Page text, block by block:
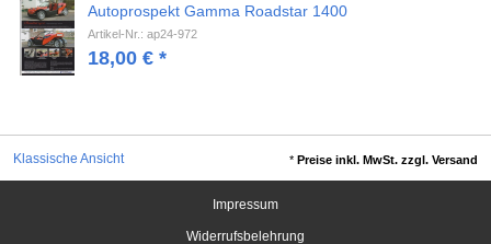
Autoprospekt Gamma Roadstar 1400
Artikel-Nr.: ap24-972
18,00 €*
Klassische Ansicht *Preise inkl. MwSt. zzgl. Versand
Impressum
Widerrufsbelehrung